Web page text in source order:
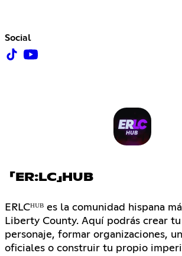
Social
「ER:LC」HUB
ERLCᴴᵁᴮ es la comunidad hispana
Liberty County. Aquí podrás crear
personaje, formar organizaciones,
oficiales o construir tu propio